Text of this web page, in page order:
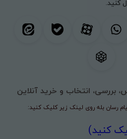
کنید.
بررسی، انتخاب و خرید آنلاین
رسان بله روی لینک زیر کلیک کنید:
کنید)